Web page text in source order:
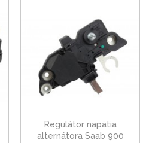
Regulátor napätia
alternátora Saab 900